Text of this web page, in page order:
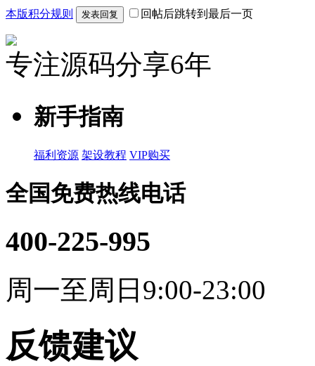
本版积分规则 发表回复 回帖后跳转到最后一页
专注源码分享6年
新手指南
福利资源 架设教程 VIP购买
全国免费热线电话
400-225-995
周一至周日9:00-23:00
反馈建议